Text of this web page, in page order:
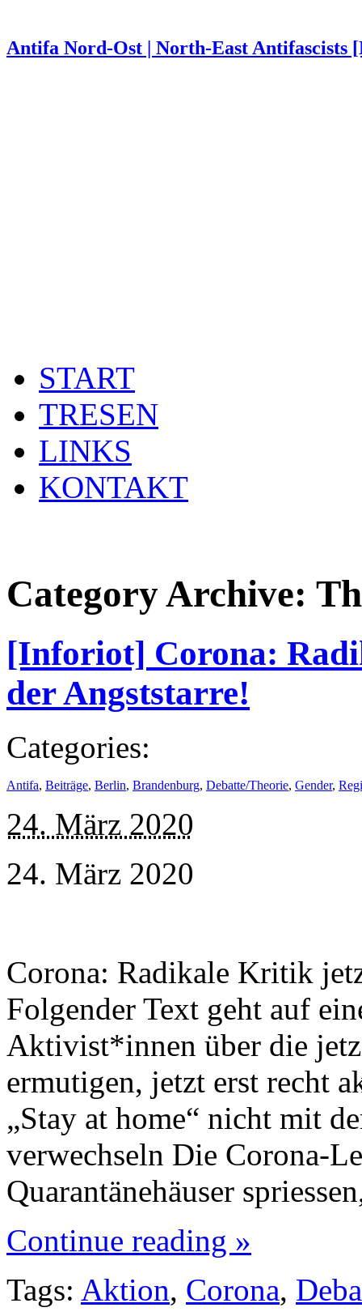
Antifa Nord-Ost | North-East Antifascists
START
TRESEN
LINKS
KONTAKT
Category Archive:
[Inforiot] Corona:
der Angststarre!
Categories:
Antifa, Beiträge, Berlin, Brandenburg, Debatte/Theorie, Gender,
24. März 2020
24. März 2020
Corona: Radikale Kritik
Folgender Text geht auf
Aktivist*innen über die
ermutigen, jetzt erst recht
„Stay at home“ nicht mit
verwechseln Die Corona-
Quarantänehäuser
Continue reading »
Tags: Aktion, Corona,